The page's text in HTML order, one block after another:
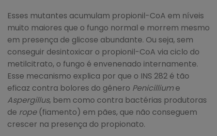
Esses mutantes acumulam propionil-CoA em níveis
muito maiores que o fungo normal e morrem mesmo
em presença de glicose abundante. Ou seja, sem
conseguir desintoxicar o propionil-CoA via ciclo do
metilcitrato, o fungo é envenenado internamente.
Esse mecanismo explica por que o INS 282 é tão
eficaz contra bolores do gênero Penicilliume
Aspergillus, bem como contra bactérias produtoras
de rope(fiamento) em pães, que não conseguem
crescer na presença do propionato.